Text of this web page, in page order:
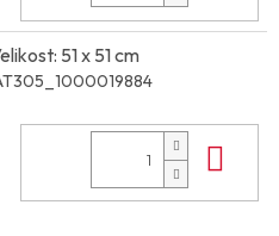
51 x 51 cm